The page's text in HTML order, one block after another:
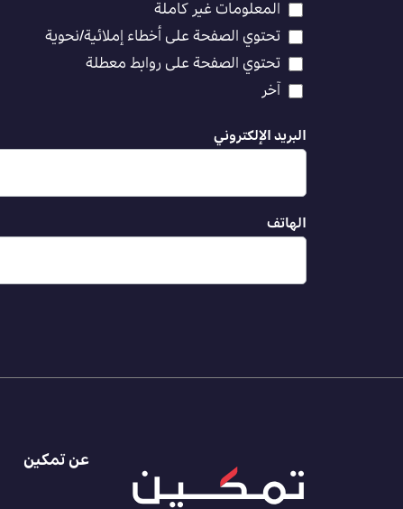
المعلومات غير كاملة
تحتوي الصفحة على أخطاء إملائية/نحوية
تحتوي الصفحة على روابط معطلة
آخر
البريد الإلكتروني
الهاتف
عن تمكين